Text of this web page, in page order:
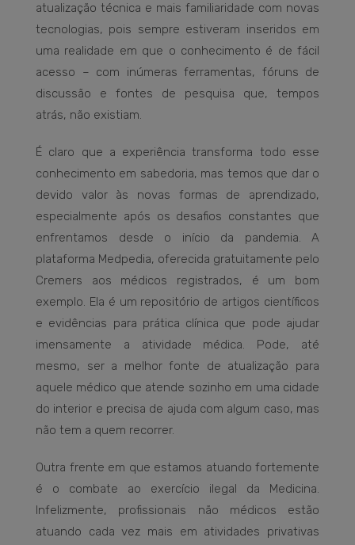
atualização técnica e mais familiaridade com novas
tecnologias, pois sempre estiveram inseridos em
uma realidade em que o conhecimento é de fácil
acesso – com inúmeras ferramentas, fóruns de
discussão e fontes de pesquisa que, tempos
atrás, não existiam.
É claro que a experiência transforma todo esse
conhecimento em sabedoria, mas temos que dar o
devido valor às novas formas de aprendizado,
especialmente após os desafios constantes que
enfrentamos desde o início da pandemia. A
plataforma Medpedia, oferecida gratuitamente pelo
Cremers aos médicos registrados, é um bom
exemplo. Ela é um repositório de artigos científicos
e evidências para prática clínica que pode ajudar
imensamente a atividade médica. Pode, até
mesmo, ser a melhor fonte de atualização para
aquele médico que atende sozinho em uma cidade
do interior e precisa de ajuda com algum caso, mas
não tem a quem recorrer.
Outra frente em que estamos atuando fortemente
é o combate ao exercício ilegal da Medicina.
Infelizmente, profissionais não médicos estão
atuando cada vez mais em atividades privativas